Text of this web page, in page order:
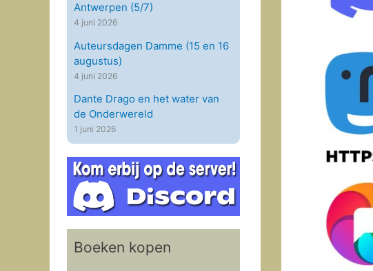
Antwerpen (5/7)
4 juni 2026
Auteursdagen Damme (15 en 16
augustus)
4 juni 2026
Dante Drago en het water van
de Onderwereld
1 juni 2026
Boeken kopen